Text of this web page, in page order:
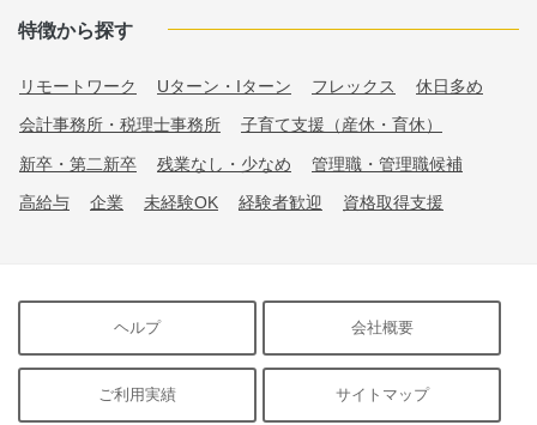
特徴から探す
リモートワーク Uターン・Iターン フレックス 休日多め
会計事務所・税理士事務所 子育て支援（産休・育休）
新卒・第二新卒 残業なし・少なめ 管理職・管理職候補
高給与 企業 未経験OK 経験者歓迎 資格取得支援
ヘルプ 会社概要
ご利用実績 サイトマップ